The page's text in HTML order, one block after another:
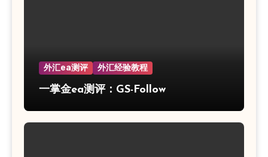
外汇ea测评 外汇经验教程
一掌金ea测评：GS-Follow